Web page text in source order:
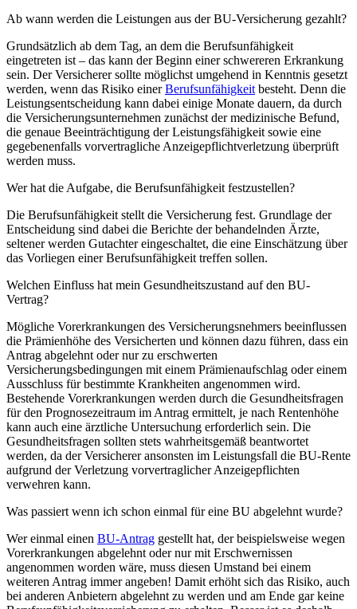
Ab wann werden die Leistungen aus der BU-Versicherung gezahlt?
Grundsätzlich ab dem Tag, an dem die Berufsunfähigkeit
eingetreten ist – das kann der Beginn einer schwereren Erkrankung
sein. Der Versicherer sollte möglichst umgehend in Kenntnis gesetzt
werden, wenn das Risiko einerBerufsunfähigkeit besteht. Denn die
Leistungsentscheidung kann dabei einige Monate dauern, da durch
die Versicherungsunternehmen zunächst der medizinische Befund,
die genaue Beeinträchtigung der Leistungsfähigkeit sowie eine
gegebenenfalls vorvertragliche Anzeigepflichtverletzung überprüft
werden muss.
Wer hat die Aufgabe, die Berufsunfähigkeit festzustellen?
Die Berufsunfähigkeit stellt die Versicherung fest. Grundlage der
Entscheidung sind dabei die Berichte der behandelnden Ärzte,
seltener werden Gutachter eingeschaltet, die eine Einschätzung über
das Vorliegen einer Berufsunfähigkeit treffen sollen.
Welchen Einfluss hat mein Gesundheitszustand auf den BU-
Vertrag?
Mögliche Vorerkrankungen des Versicherungsnehmers beeinflussen
die Prämienhöhe des Versicherten und können dazu führen, dass ein
Antrag abgelehnt oder nur zu erschwerten
Versicherungsbedingungen mit einem Prämienaufschlag oder einem
Ausschluss für bestimmte Krankheiten angenommen wird.
Bestehende Vorerkrankungen werden durch die Gesundheitsfragen
für den Prognosezeitraum im Antrag ermittelt, je nach Rentenhöhe
kann auch eine ärztliche Untersuchung erforderlich sein. Die
Gesundheitsfragen sollten stets wahrheitsgemäß beantwortet
werden, da der Versicherer ansonsten im Leistungsfall die BU-Rente
aufgrund der Verletzung vorvertraglicher Anzeigepflichten
verwehren kann.
Was passiert wenn ich schon einmal für eine BU abgelehnt wurde?
Wer einmal einen BU-Antrag gestellt hat, der beispielsweise wegen
Vorerkrankungen abgelehnt oder nur mit Erschwernissen
angenommen worden wäre, muss diesen Umstand bei einem
weiteren Antrag immer angeben! Damit erhöht sich das Risiko, auch
bei anderen Anbietern abgelehnt zu werden und am Ende gar keine